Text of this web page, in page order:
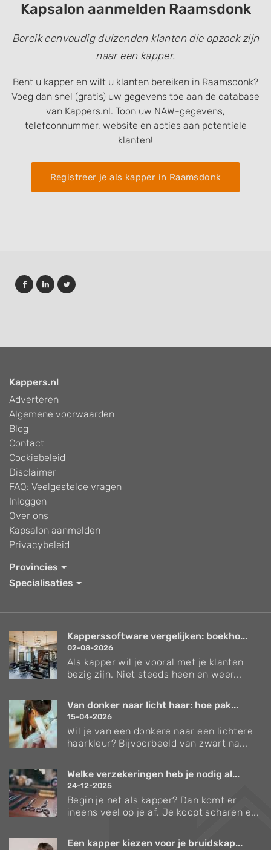
Kapsalon aanmelden Raamsdonk
Bereik eenvoudig duizenden klanten die opzoek zijn
naar een kapper.
Bent u kapper en wilt u klanten bereiken in Raamsdonk?
Voeg dan snel (gratis) uw gegevens toe aan de database
van Kappers.nl. Toon uw NAW-gegevens,
telefoonnummer, website en acties aan potentiele
klanten!
Registreer je als kapper in Raamsdonk
Kappers.nl
Adverteren
Algemene voorwaarden
Blog
Contact
Cookiebeleid
Disclaimer
FAQ: Veelgestelde vragen
Inloggen
Over ons
Kapsalon aanmelden
Privacybeleid
Provincies
Specialisaties
Kapperssoftware vergelijken: boekho...
02-08-2026
Als kapper wil je vooral met je klanten
bezig zijn. Niet steeds heen en weer...
Van donker naar licht haar: hoe pak...
15-04-2026
Wil je van een donkere naar een lichtere
haarkleur? Bijvoorbeeld van zwart na...
Welke verzekeringen heb je nodig al...
24-12-2025
Begin je net als kapper? Dan komt er
ineens veel op je af. Je koopt scharen e...
Een kapper kiezen voor je bruidskap...